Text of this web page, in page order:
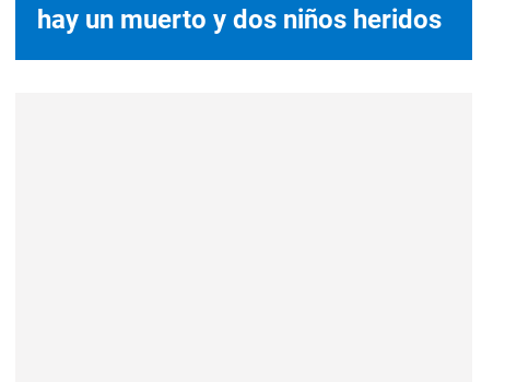
hay un muerto y dos niños heridos